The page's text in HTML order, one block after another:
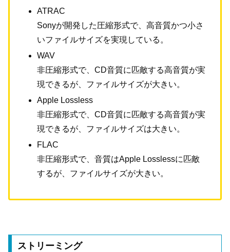
ATRAC
Sonyが開発した圧縮形式で、高音質かつ小さ
いファイルサイズを実現している。
WAV
非圧縮形式で、CD音質に匹敵する高音質が実
現できるが、ファイルサイズが大きい。
Apple Lossless
非圧縮形式で、CD音質に匹敵する高音質が実
現できるが、ファイルサイズは大きい。
FLAC
非圧縮形式で、音質はApple Losslessに匹敵
するが、ファイルサイズが大きい。
ストリーミング